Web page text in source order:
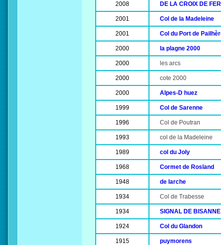
2008 DE LA CROIX DE FER
2001 Col de la Madeleine
2001 Col du Port de
2000 la plagne 2000
2000 les arcs
2000 cote 2000
2000 Alpes-D huez
1999 Col de Sarenne
1996 Col de Poutran
1993 col de la Madeleine
1989 col du Joly
1968 Cormet de Rosland
1948 de larche
1934 Col de Trabesse
1934 SIGNAL DE
1924 Col du Glandon
1915 puymorens